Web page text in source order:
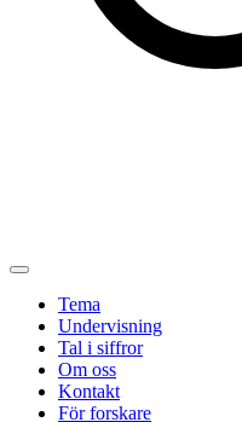
Tema
Undervisning
Tal i siffror
Om oss
Kontakt
För forskare